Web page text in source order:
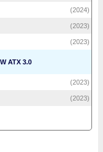
(2024)
(2023)
(2023)
ATX 3.0
(2023)
(2023)